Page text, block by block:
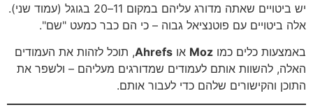
יש ביטויים שאתה מדורג עליהם במקום 11–20 בגוגל (עמוד שני).
אלה ביטויים עם פוטנציאל גבוה – כי הם כבר כמעט "שם".
באמצעות כלים כמו Moz או Ahrefs, תוכל לזהות את העמודים
האלה, להשוות אותם לעמודים שמדורגים מעליהם – ולשפר את
התוכן והקישורים שלהם כדי לעבור אותם.